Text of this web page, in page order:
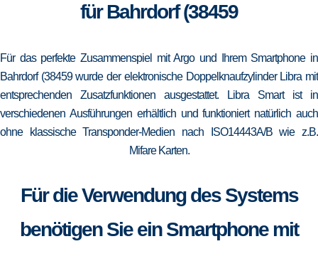
für Bahrdorf (38459
Für das perfekte Zusammenspiel mit Argo und Ihrem Smartphone in
Bahrdorf (38459 wurde der elektronische Doppelknaufzylinder Libra mit
entsprechenden Zusatzfunktionen ausgestattet. Libra Smart ist in
verschiedenen Ausführungen erhältlich und funktioniert natürlich auch
ohne klassische Transponder-Medien nach ISO14443A/B wie z.B.
Mifare Karten.
Für die Verwendung des Systems
benötigen Sie ein Smartphone mit